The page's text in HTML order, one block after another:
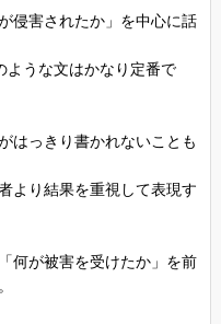
侵害されたか」を中心に話
ような文はかなり定番で
はっきり書かれないことも
より結果を重視して表現す
何が被害を受けたか」を前